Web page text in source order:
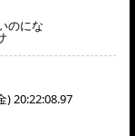
のにな
) 20:22:08.97